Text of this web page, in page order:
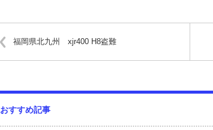
福岡県北九州 xjr400 H8盗難
おすすめ記事